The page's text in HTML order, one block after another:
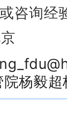
咨询经
杨毅超